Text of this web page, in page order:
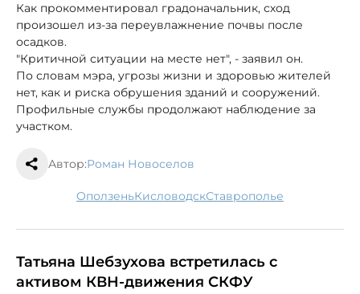
Как прокомментировал градоначальник, сход
произошел из-за переувлажнение почвы после
осадков.
"Критичной ситуации на месте нет", - заявил он.
По словам мэра, угрозы жизни и здоровью жителей
нет, как и риска обрушения зданий и сооружений.
Профильные службы продолжают наблюдение за
участком.
Автор:Роман Новоселов
оползень Кисловодск Ставрополье
Татьяна Шебзухова встретилась с
активом КВН-движения СКФУ